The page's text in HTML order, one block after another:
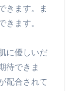
きます。ま
きます。
に優しいだ
待できま
配合されて